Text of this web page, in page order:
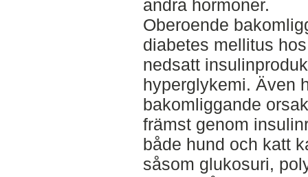
andra hormoner.
Oberoende
diabetes mellitus
nedsatt
hyperglykemi. Även
bakomliggande
främst genom
både hund och katt
såsom glukosuri,